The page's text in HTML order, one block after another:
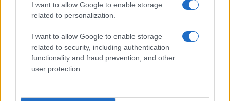
I want to allow Google to enable storage
related to personalization.
I want to allow Google to enable storage
related to security, including authentication
functionality and fraud prevention, and other
user protection.